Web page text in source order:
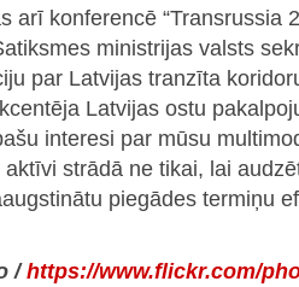
arī konferencē “Transrussia
ministrijas valsts
par Latvijas tranzīta
Latvijas ostu
interesi par mūsu
strādā ne tikai, lai
piegādes termiņu
/https://www.flickr.com/